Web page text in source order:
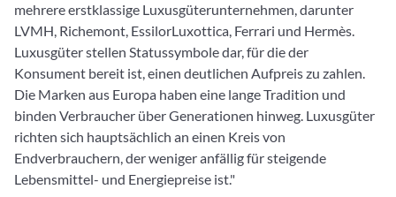
mehrere erstklassige Luxusgüterunternehmen, darunter
LVMH, Richemont, EssilorLuxottica, Ferrari und Hermès.
Luxusgüter stellen Statussymbole dar, für die der
Konsument bereit ist, einen deutlichen Aufpreis zu zahlen.
Die Marken aus Europa haben eine lange Tradition und
binden Verbraucher über Generationen hinweg. Luxusgüter
richten sich hauptsächlich an einen Kreis von
Endverbrauchern, der weniger anfällig für steigende
Lebensmittel- und Energiepreise ist."